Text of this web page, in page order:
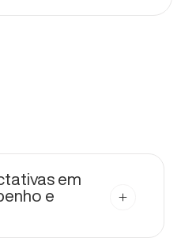
em
e